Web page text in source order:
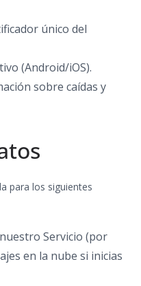
único del
(Android/iOS).
sobre caídas y
para los siguientes
Servicio (por
en la nube si inicias